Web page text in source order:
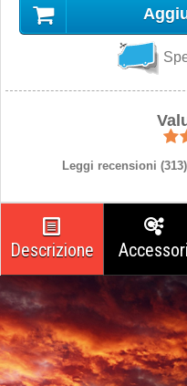
Leggi recensioni (313)
Descrizione Accessori